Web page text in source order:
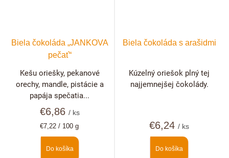
Biela čokoláda „JANKOVA
pečať“
€6,86 / ks
Jednotková
€7,22 / 100 g
Do košíka
Kešu oriešky, pekanové
orechy, mandle, pistácie a
papája spečatia...
Biela čokoláda s arašidmi
€6,24/ ks
Do košíka
Kúzelný oriešok plný tej
najjemnejšej čokolády.